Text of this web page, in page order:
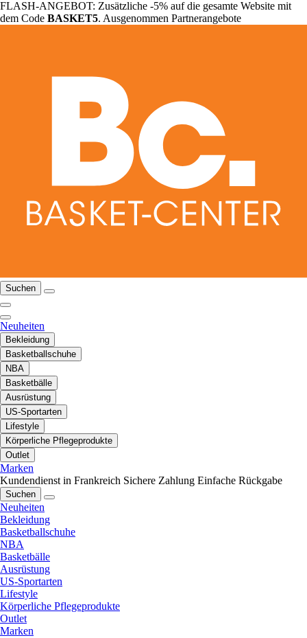
FLASH-ANGEBOT: Zusätzliche -5% auf die gesamte Website mit
dem Code BASKET5. Ausgenommen Partnerangebote
Suchen
Neuheiten
Bekleidung
Basketballschuhe
NBA
Basketbälle
Ausrüstung
US-Sportarten
Lifestyle
Körperliche Pflegeprodukte
Outlet
Marken
Kundendienst in Frankreich Sichere Zahlung Einfache Rückgabe
Suchen
Neuheiten
Bekleidung
Basketballschuhe
NBA
Basketbälle
Ausrüstung
US-Sportarten
Lifestyle
Körperliche Pflegeprodukte
Outlet
Marken